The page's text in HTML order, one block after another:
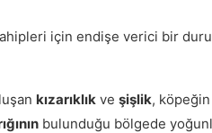
için endişe verici bir
kızarıklık ve şişlik, köpeğin
bulunduğu bölgede